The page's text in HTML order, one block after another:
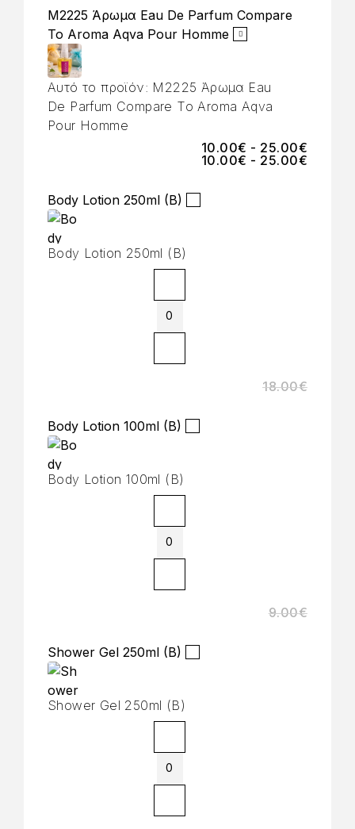
M2225 Άρωμα Eau De Parfum Compare
To Aroma Aqva Pour Homme
Αυτό το προϊόν: M2225 Άρωμα Eau
De Parfum Compare To Aroma Aqva
Pour Homme
10.00€ - 25.00€
10.00€ - 25.00€
Body Lotion 250ml (B)
Body Lotion 250ml (B)
18.00€
Body Lotion 100ml (B)
Body Lotion 100ml (B)
9.00€
Shower Gel 250ml (B)
Shower Gel 250ml (B)